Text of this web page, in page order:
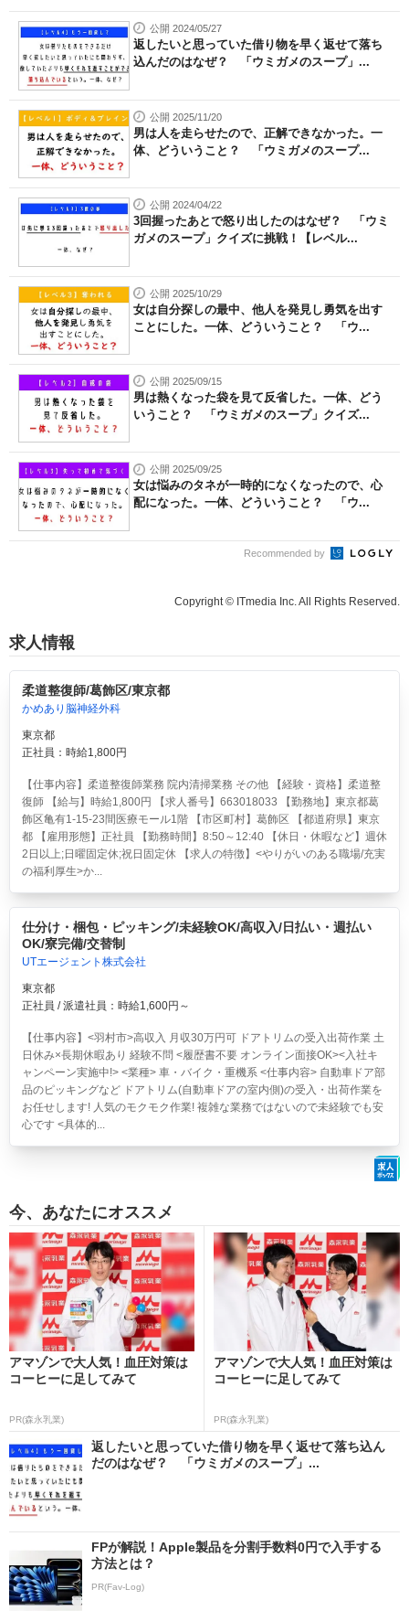
公開 2024/05/27
返したいと思っていた借り物を早く返せて落ち
込んだのはなぜ？ 「ウミガメのスープ」...
公開 2025/11/20
男は人を走らせたので、正解できなかった。一
体、どういうこと？ 「ウミガメのスープ...
公開 2024/04/22
3回握ったあとで怒り出したのはなぜ？ 「ウミ
ガメのスープ」クイズに挑戦！【レベル...
公開 2025/10/29
女は自分探しの最中、他人を発見し勇気を出す
ことにした。一体、どういうこと？ 「ウ...
公開 2025/09/15
男は熱くなった袋を見て反省した。一体、どう
いうこと？ 「ウミガメのスープ」クイズ...
公開 2025/09/25
女は悩みのタネが一時的になくなったので、心
配になった。一体、どういうこと？ 「ウ...
Recommended by
Copyright © ITmedia Inc. All Rights Reserved.
求人情報
柔道整復師/葛飾区/東京都
かめあり脳神経外科
東京都
正社員：時給1,800円
【仕事内容】柔道整復師業務 院内清掃業務 その他 【経験・資格】柔道整
復師 【給与】時給1,800円 【求人番号】663018033 【勤務地】東京都葛
飾区亀有1-15-23間医療モール1階 【市区町村】葛飾区 【都道府県】東京
都 【雇用形態】正社員 【勤務時間】8:50～12:40 【休日・休暇など】週休
2日以上;日曜固定休;祝日固定休 【求人の特徴】<やりがいのある職場/充実
の福利厚生>か...
仕分け・梱包・ピッキング/未経験OK/高収入/日払い・週払い
OK/寮完備/交替制
UTエージェント株式会社
東京都
正社員 / 派遣社員：時給1,600円～
【仕事内容】<羽村市>高収入 月収30万円可 ドアトリムの受入出荷作業 土
日休み×長期休暇あり 経験不問 <履歴書不要 オンライン面接OK><入社キ
ャンペーン実施中!> <業種> 車・バイク・重機系 <仕事内容> 自動車ドア部
品のピッキングなど ドアトリム(自動車ドアの室内側)の受入・出荷作業を
お任せします! 人気のモクモク作業! 複雑な業務ではないので未経験でも安
心です <具体的...
今、あなたにオススメ
アマゾンで大人気！血圧対策は
コーヒーに足してみて
PR(森永乳業)
アマゾンで大人気！血圧対策は
コーヒーに足してみて
PR(森永乳業)
返したいと思っていた借り物を早く返せて落ち込ん
だのはなぜ？ 「ウミガメのスープ」...
FPが解説！Apple製品を分割手数料0円で入手する
方法とは？
PR(Fav-Log)